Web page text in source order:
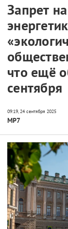
Запрет
что ещё
сентября
МР7